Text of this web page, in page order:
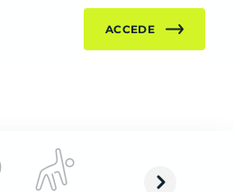
ACCEDE